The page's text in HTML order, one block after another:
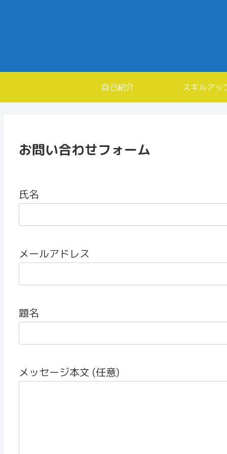
自己紹介 スキルアッ
お問い合わせフォーム
氏名
メールアドレス
題名
メッセージ本文 (任意)